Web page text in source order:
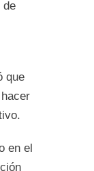
de
que
en el